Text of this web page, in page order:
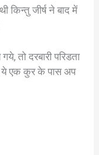
किन्तु जीर्ष ने बाद में
तो दरबारी परिडता
ये एक कुर के पास अप